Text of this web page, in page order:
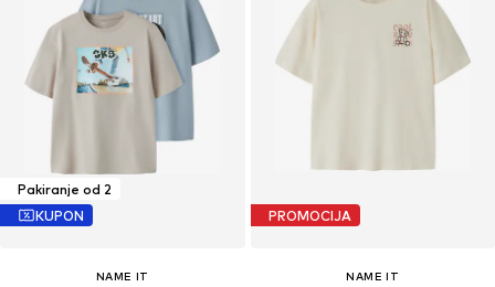
Pakiranje od 2
KUPON
NAME IT
PROMOCIJA
NAME IT